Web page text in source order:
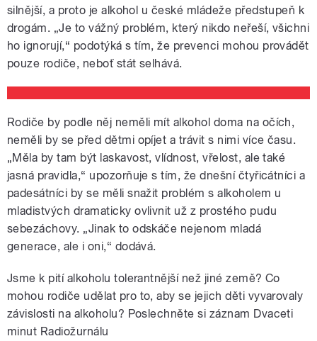
silnější, a proto je alkohol u české mládeže předstupeň k
drogám. „Je to vážný problém, který nikdo neřeší, všichni
ho ignorují,“ podotýká s tím, že prevenci mohou provádět
pouze rodiče, neboť stát selhává.
Rodiče by podle něj neměli mít alkohol doma na očích,
neměli by se před dětmi opíjet a trávit s nimi více času.
„Měla by tam být laskavost, vlídnost, vřelost, ale také
jasná pravidla,“ upozorňuje s tím, že dnešní čtyřicátníci a
padesátníci by se měli snažit problém s alkoholem u
mladistvých dramaticky ovlivnit už z prostého pudu
sebezáchovy. „Jinak to odskáče nejenom mladá
generace, ale i oni,“ dodává.
Jsme k pití alkoholu tolerantnější než jiné země? Co
mohou rodiče udělat pro to, aby se jejich děti vyvarovaly
závislosti na alkoholu? Poslechněte si záznam Dvaceti
minut Radiožurnálu